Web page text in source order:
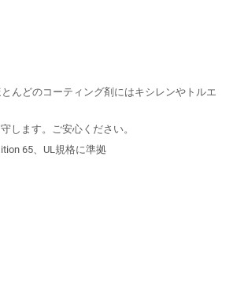
んどのコーティング剤にはキシレンやトルエ
します。ご安心ください。
65、UL規格に準拠